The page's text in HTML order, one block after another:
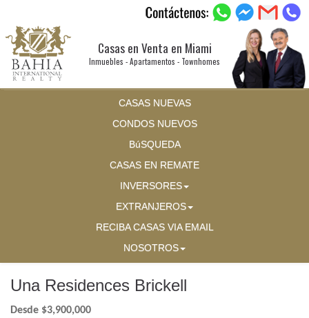
Casas en Venta en Miami
Inmuebles - Apartamentos - Townhomes
CASAS NUEVAS
CONDOS NUEVOS
BúSQUEDA
CASAS EN REMATE
INVERSORES
EXTRANJEROS
RECIBA CASAS VIA EMAIL
NOSOTROS
Una Residences Brickell
Desde $3,900,000